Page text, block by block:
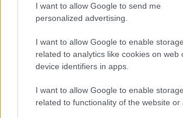
I want to allow Google to send me
personalized advertising.
I want to allow Google to enable storage
related to analytics like cookies on web
device identifiers in apps.
I want to allow Google to enable storage
related to functionality of the website or